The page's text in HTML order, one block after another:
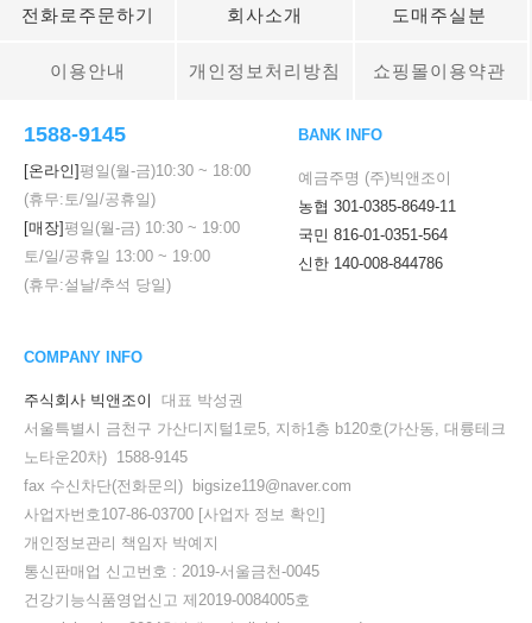
전화로주문하기 회사소개 도매주실분
이용안내 개인정보처리방침 쇼핑몰이용약관
1588-9145
[온라인]평일(월-금)10:30 ~ 18:00
(휴무:토/일/공휴일)
[매장]평일(월-금) 10:30 ~ 19:00
토/일/공휴일 13:00 ~ 19:00
(휴무:설날/추석 당일)
BANK INFO
예금주명 (주)빅앤조이
농협 301-0385-8649-11
국민 816-01-0351-564
신한 140-008-844786
COMPANY INFO
주식회사 빅앤조이
대표 박성권
서울특별시 금천구 가산디지털1로5, 지하1층 b120호(가산동, 대륭테크
노타운20차) 1588-9145
fax 수신차단(전화문의) bigsize119@naver.com
사업자번호107-86-03700 [사업자 정보 확인]
개인정보관리 책임자 박예지
통신판매업 신고번호 : 2019-서울금천-0045
건강기능식품영업신고 제2019-0084005호